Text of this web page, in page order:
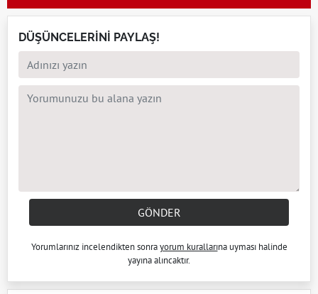
DÜŞÜNCELERİNİ PAYLAŞ!
GÖNDER
Yorumlarınız incelendikten sonrayorum kurallarına uyması halinde
yayına alıncaktır.